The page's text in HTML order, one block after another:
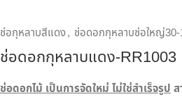
ช่อกุหลาบสีแดง, ช่อดอกกุหลาบช่อใหญ่
ช่อดอกกุหลาบแดง-RR1003
ช่อดอกไม้ เป็นการจัดใหม่ ไม่ใช่สำเร็จรูป